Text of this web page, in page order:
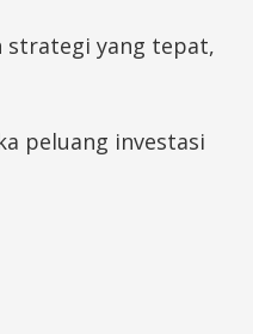
strategi yang tepat,
peluang investasi